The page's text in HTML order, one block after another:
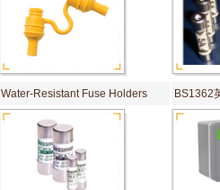
Water-Resistant Fuse Holders BS1362